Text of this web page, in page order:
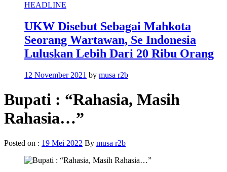
HEADLINE
UKW Disebut Sebagai Mahkota
Seorang Wartawan, Se Indonesia
Luluskan Lebih Dari 20 Ribu Orang
12 November 2021 by musa r2b
Bupati : “Rahasia, Masih
Rahasia…”
Posted on : 19 Mei 2022 By musa r2b